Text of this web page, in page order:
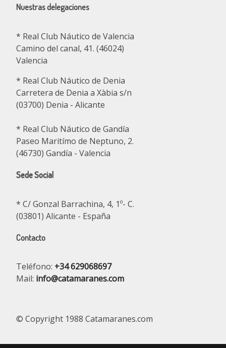
Nuestras delegaciones
* Real Club Náutico de Valencia
Camino del canal, 41. (46024)
Valencia
* Real Club Náutico de Denia
Carretera de Denia a Xàbia s/n
(03700) Denia - Alicante
* Real Club Náutico de Gandía
Paseo Maritímo de Neptuno, 2.
(46730) Gandía - Valencia
Sede Social
* C/ Gonzal Barrachina, 4, 1º- C.
(03801) Alicante - España
Contacto
Teléfono: +34 629068697
Mail: info@catamaranes.com
© Copyright 1988 Catamaranes.com